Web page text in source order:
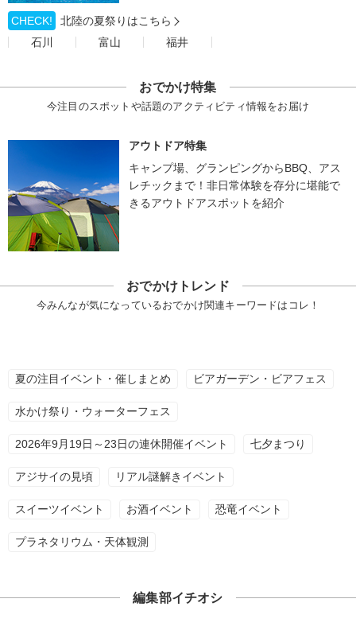
CHECK!
北陸の夏祭りはこちら
石川
富山 福井
おでかけ特集
今注目のスポットや話題のアクティビティ情報をお届け
アウトドア特集
キャンプ場、グランピングからBBQ、アス
レチックまで！非日常体験を存分に堪能で
きるアウトドアスポットを紹介
おでかけトレンド
今みんなが気になっているおでかけ関連キーワードはコレ！
夏の注目イベント・催しまとめ ビアガーデン・ビアフェス
水かけ祭り・ウォーターフェス
2026年9月19日～23日の連休開催イベント 七夕まつり
アジサイの見頃 リアル謎解きイベント
スイーツイベント お酒イベント 恐竜イベント
プラネタリウム・天体観測
編集部イチオシ